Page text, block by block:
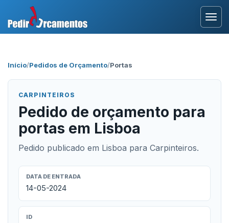
Início/Pedidos de Orçamento/Portas
CARPINTEIROS
Pedido de orçamento para
portas em Lisboa
Pedido publicado em Lisboa para Carpinteiros.
DATA DE ENTRADA
14-05-2024
ID
Área Profissional
Como Funciona?
Testemunhos